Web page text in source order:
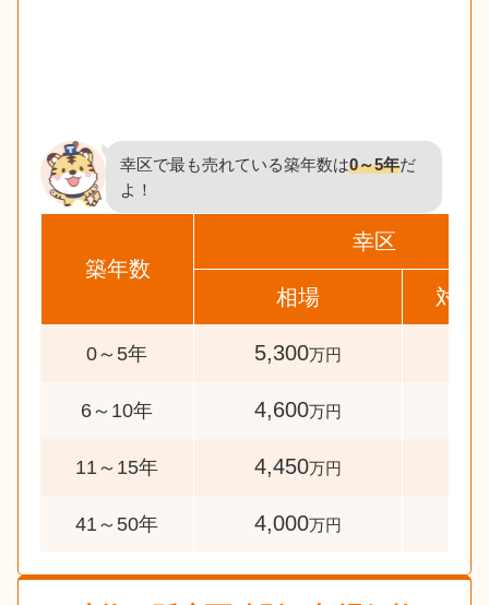
幸区で最も売れている築年数は0～5年だ
よ！
築年数
幸区
相場 対象
0～5年 5,300万円
6～10年 4,600万円
11～15年 4,450万円
41～50年 4,000万円